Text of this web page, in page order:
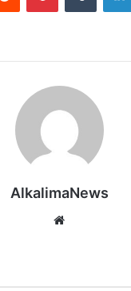
AlkalimaNews